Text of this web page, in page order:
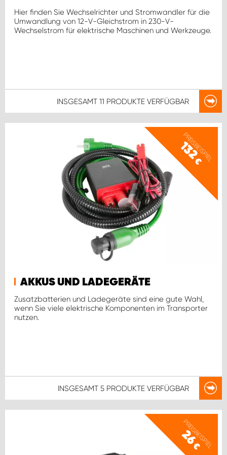
Hier finden Sie Wechselrichter und Stromwandler für die
Umwandlung von 12-V-Gleichstrom in 230-V-
Wechselstrom für elektrische Maschinen und Werkzeuge.
INSGESAMT 11 PRODUKTE VERFÜGBAR
PREISBEISPIEL
132
€
AKKUS UND LADEGERÄTE
Zusatzbatterien und Ladegeräte sind eine gute Wahl,
wenn Sie viele elektrische Komponenten im Transporter
nutzen.
INSGESAMT 5 PRODUKTE VERFÜGBAR
PREISBEISPIEL
26
€